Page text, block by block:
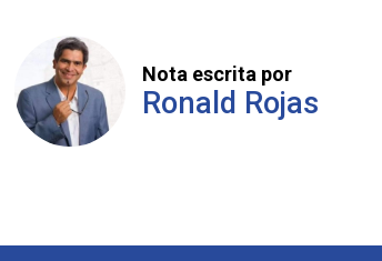
Nota escrita por
Ronald Rojas